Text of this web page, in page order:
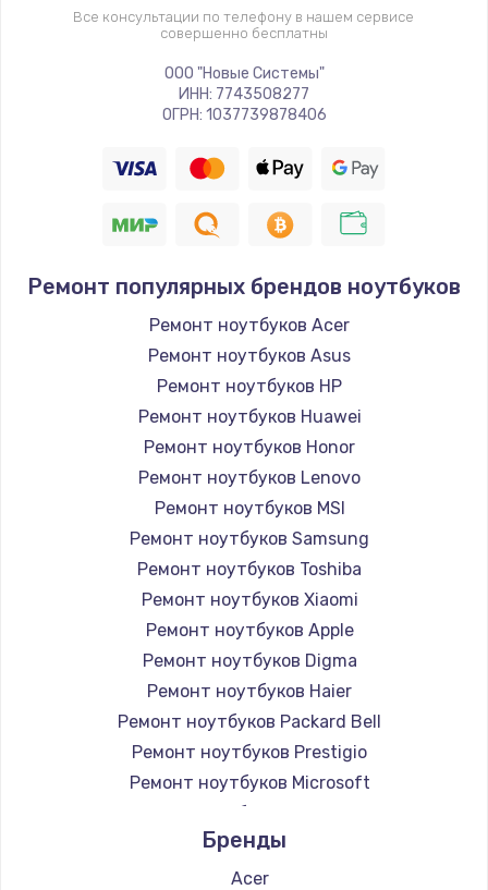
Все консультации по телефону в нашем сервисе
совершенно бесплатны
ООО "Новые Системы"
ИНН: 7743508277
ОГРН: 1037739878406
Ремонт популярных брендов ноутбуков
Ремонт ноутбуков Acer
Ремонт ноутбуков Asus
Ремонт ноутбуков HP
Ремонт ноутбуков Huawei
Ремонт ноутбуков Honor
Ремонт ноутбуков Lenovo
Ремонт ноутбуков MSI
Ремонт ноутбуков Samsung
Ремонт ноутбуков Toshiba
Ремонт ноутбуков Xiaomi
Ремонт ноутбуков Apple
Ремонт ноутбуков Digma
Ремонт ноутбуков Haier
Ремонт ноутбуков Packard Bell
Ремонт ноутбуков Prestigio
Ремонт ноутбуков Microsoft
Ремонт ноутбуков Alienware
Ремонт ноутбуков Aquarius
Ремонт ноутбуков Gigabyte
Бренды
Acer